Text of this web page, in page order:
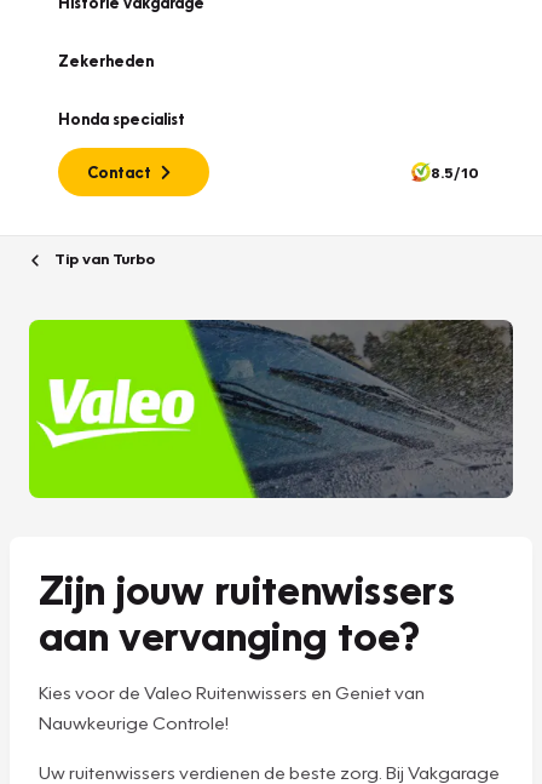
Zekerheden
Honda specialist
Contact 8.5/10
Tip van Turbo
Zijn jouw ruitenwissers
aan vervanging toe?
Kies voor de Valeo Ruitenwissers en Geniet van
Nauwkeurige Controle!
Uw ruitenwissers verdienen de beste zorg. Bij Vakgarage